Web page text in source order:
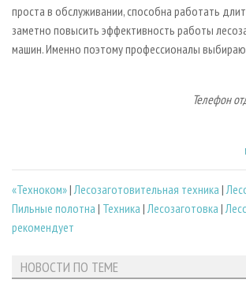
проста в обслуживании, способна работать
заметно повысить эффективность работы
машин. Именно поэтому профессионалы
Телефон
«Техноком»|Лесозаготовительная техника |
Пильные полотна | Техника |Лесозаготовка |
рекомендует
НОВОСТИ ПО ТЕМЕ